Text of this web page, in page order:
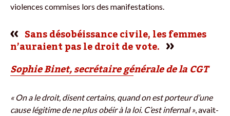
violences commises lors des manifestations.
Sans désobéissance civile, les femmes
n’auraient pas le droit de vote.
Sophie Binet, secrétaire générale de la CGT
« On a le droit, disent certains, quand on est porteur d’une
cause légitime de ne plus obéir à la loi. C’est infernal », avait-